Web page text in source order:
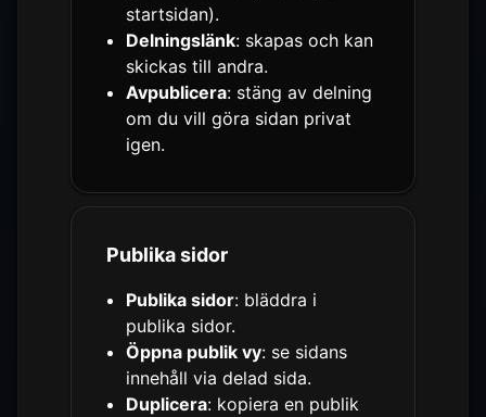
startsidan).
Delningslänk: skapas och kan
skickas till andra.
Avpublicera: stäng av delning
om du vill göra sidan privat
igen.
Publika sidor
Publika sidor: bläddra i
publika sidor.
Öppna publik vy: se sidans
innehåll via delad sida.
Duplicera: kopiera en publik